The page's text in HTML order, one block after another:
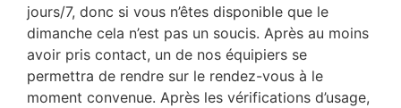
jours/7, donc si vous n’êtes disponible que le
dimanche cela n’est pas un soucis. Après au moins
avoir pris contact, un de nos équipiers se
permettra de rendre sur le rendez-vous à le
moment convenue. Après les vérifications d’usage,